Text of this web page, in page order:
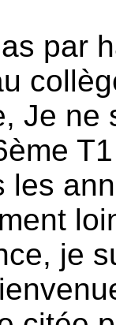
par
Je ne
les
je